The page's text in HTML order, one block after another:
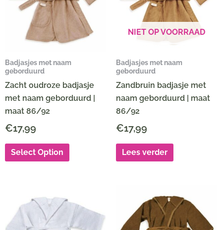
Badjasjes met naam
geborduurd
Zacht oudroze badjasje
met naam geborduurd |
maat 86/92
€17,99
Select Option
NIET OP VOORRAAD
Badjasjes met naam
geborduurd
Zandbruin badjasje met
naam geborduurd | maat
86/92
€17,99
Lees verder